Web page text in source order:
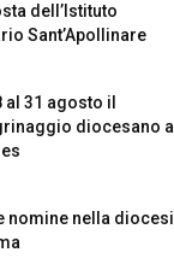
dell’Istituto
Sant’Apollinare
al 31 agosto il
diocesano a
nomine nella diocesi